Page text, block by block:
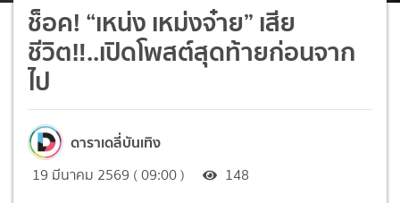
ช็อค! “เหน่ง เหม่งจ๋าย” เสีย
ชีวิต‼..เปิดโพสต์สุดท้ายก่อนจาก
ไป
ดาราเดลี่บันเทิง
19 มีนาคม 2569 ( 09:00 ) 148